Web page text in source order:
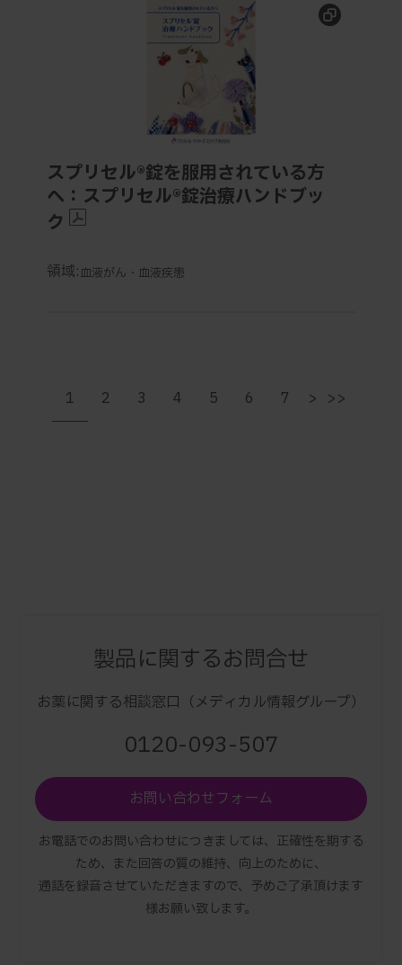
スプリセル®錠を服用されている方へ：スプリセル®錠
スプリセル®錠を服用されている方
へ：スプリセル®錠治療ハンドブッ
ク
領域:血液がん・血液疾患
1 2 3 4 5 6 7 > >>
製品に関するお問合せ
お薬に関する相談窓口（メディカル情報グループ）
0120-093-507
お問い合わせフォーム
お電話でのお問い合わせにつきましては、正確性を期する
ため、また回答の質の維持、向上のために、
通話を録音させていただきますので、予めご了承頂けます
様お願い致します。